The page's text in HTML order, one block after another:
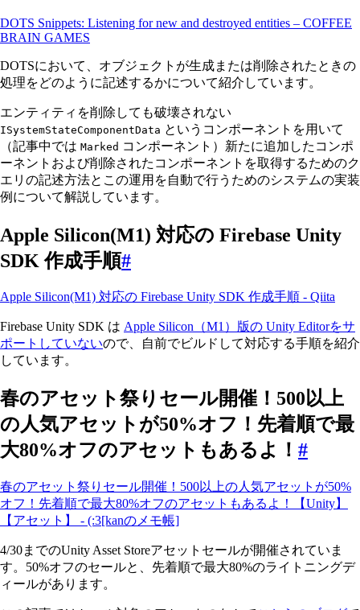
DOTS Snippets: Listening for new and destroyed entities – COFFEE
BRAIN GAMES
DOTSにおいて、オブジェクトが生成または削除されたときの
処理をどのように記述するかについて紹介しています。
エンティティを削除しても破壊されない
ISystemStateComponentData というコンポーネントを用いて
（記事中では Marked コンポーネント）新たに追加したコンポ
ーネントおよび削除されたコンポーネントを取得するためのク
エリの記述方法とこの運用を自動で行うためのシステムの実装
例について解説しています。
Apple Silicon(M1) 対応の Firebase Unity
SDK 作成手順#
Apple Silicon(M1) 対応の Firebase Unity SDK 作成手順 - Qiita
Firebase Unity SDK は Apple Silicon（M1）版の Unity Editorをサ
ポートしていないので、自前でビルドして対応する手順を紹介
しています。
春のアセット祭りセール開催！500以上
の人気アセットが50%オフ！先着順で最
大80%オフのアセットもあるよ！ #
春のアセット祭りセール開催！500以上の人気アセットが50%
オフ！先着順で最大80%オフのアセットもあるよ！【Unity】
【アセット】 - (:3[kanのメモ帳]
4/30までのUnity Asset Storeアセットセールが開催されていま
す。50%オフのセールと、先着順で最大80%のライトニングデ
ィールがあります。